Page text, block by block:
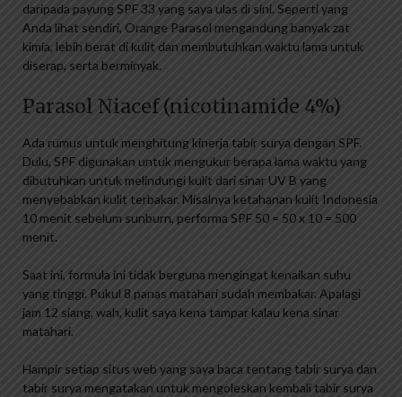
daripada payung SPF 33 yang saya ulas di sini. Seperti yang
Anda lihat sendiri, Orange Parasol mengandung banyak zat
kimia, lebih berat di kulit dan membutuhkan waktu lama untuk
diserap, serta berminyak.
Parasol Niacef (nicotinamide 4%)
Ada rumus untuk menghitung kinerja tabir surya dengan SPF.
Dulu, SPF digunakan untuk mengukur berapa lama waktu yang
dibutuhkan untuk melindungi kulit dari sinar UV B yang
menyebabkan kulit terbakar. Misalnya ketahanan kulit Indonesia
10 menit sebelum sunburn, performa SPF 50 = 50 x 10 = 500
menit.
Saat ini, formula ini tidak berguna mengingat kenaikan suhu
yang tinggi. Pukul 8 panas matahari sudah membakar. Apalagi
jam 12 siang, wah, kulit saya kena tampar kalau kena sinar
matahari.
Hampir setiap situs web yang saya baca tentang tabir surya dan
tabir surya mengatakan untuk mengoleskan kembali tabir surya